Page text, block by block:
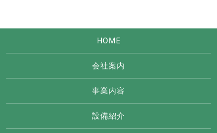
HOME
会社案内
事業内容
設備紹介